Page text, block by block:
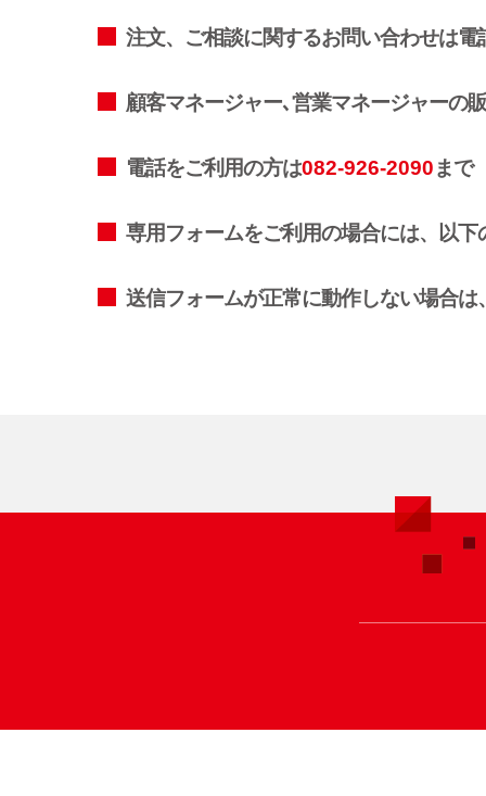
注文、ご相談に関するお問い合わせは
顧客マネージャー､営業マネージャーの
電話をご利用の方は082-926-2090 まで
専用フォームをご利用の場合には、以
送信フォームが正常に動作しない場合